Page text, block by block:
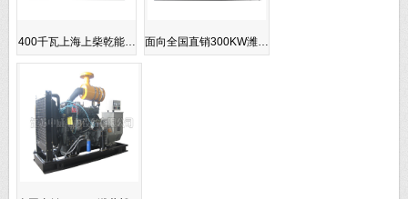
400千瓦上海上柴乾能… 面向全国直销300KW潍…